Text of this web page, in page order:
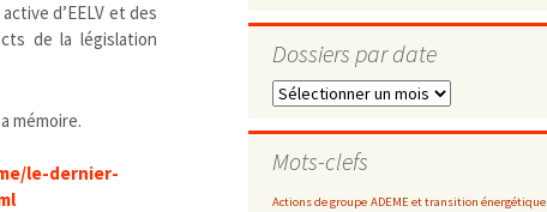
femmes enceintes / enfants
Personnes agées
non ionisants, ondes
électromagnétiques (THT, téléphonie
d’EELV et des
de la législation
mémoire.
le-dernier-
Dossiers par date
Dossiers
date
Mots-clefs
Actions de groupe ADEME et transition énergétique